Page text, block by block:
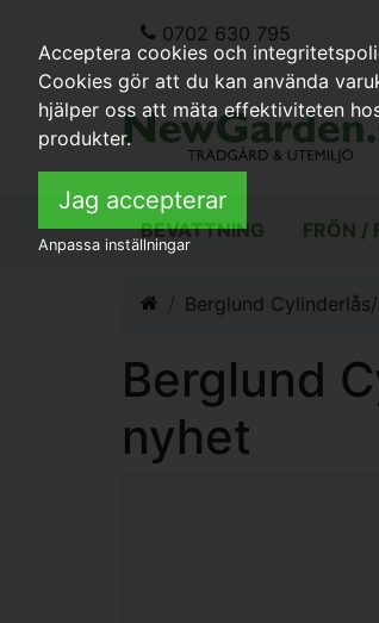
0702 630 795
BEVATTNING FRÖN /
Berglund
Berglund
nyhet
Acceptera cookies och
Cookies gör att du kan använda
hjälper oss att mäta effektiviteten
produkter.
Jag accepterar
Anpassa inställningar